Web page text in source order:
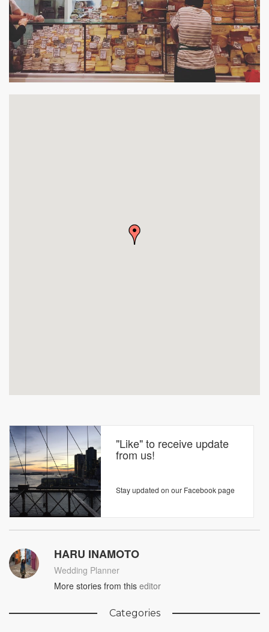
"Like" to receive update
from us!
Stay updated on our Facebook page
HARU INAMOTO
Wedding Planner
More stories from this editor
Categories